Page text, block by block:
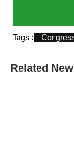
Tags :
Related